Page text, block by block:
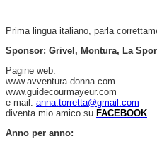
Prima lingua italiano, parla
Sponsor: Grivel, Montura, La
Pagine web:
www.avventura-donna.com
www.guidecourmayeur.com
e-mail: anna.torretta@gmail.com
diventa mio amico su FACEBOOK
Anno per anno: